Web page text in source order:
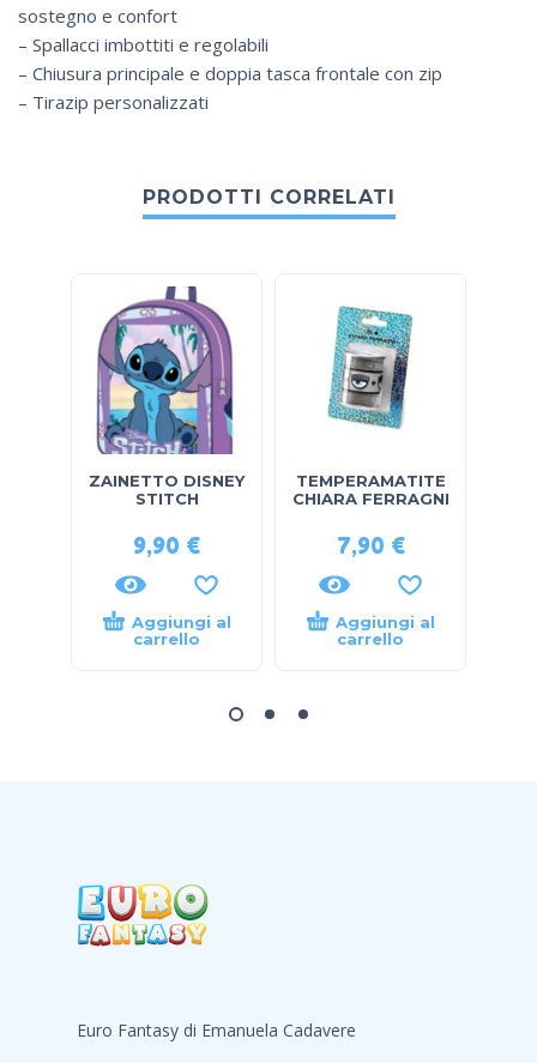
sostegno e confort
– Spallacci imbottiti e regolabili
– Chiusura principale e doppia tasca frontale con zip
– Tirazip personalizzati
PRODOTTI CORRELATI
ZAINETTO DISNEY
STITCH
9,90 €
Aggiungi al
carrello
TEMPERAMATITE
CHIARA FERRAGNI
7,90 €
Aggiungi al
carrello
Euro Fantasy di Emanuela Cadavere